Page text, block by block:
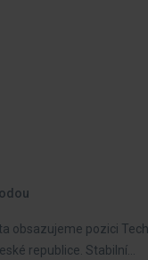
obsazujeme pozici
republice. Stabilní…